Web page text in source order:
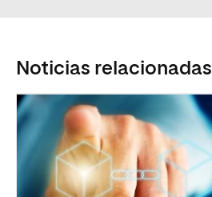
Noticias relacionadas